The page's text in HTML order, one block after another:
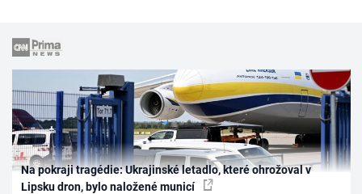
Na pokraji tragédie: Ukrajinské letadlo, které ohrožoval v
Lipsku dron, bylo naložené municí